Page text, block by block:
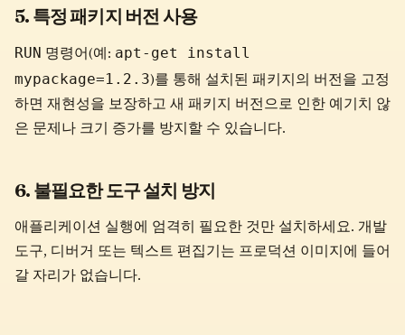
5. 특정 패키지 버전 사용
RUN 명령어(예: apt-get install
mypackage=1.2.3)를 통해 설치된 패키지의 버전을 고정
하면 재현성을 보장하고 새 패키지 버전으로 인한 예기치 않
은 문제나 크기 증가를 방지할 수 있습니다.
6. 불필요한 도구 설치 방지
애플리케이션 실행에 엄격히 필요한 것만 설치하세요. 개발
도구, 디버거 또는 텍스트 편집기는 프로덕션 이미지에 들어
갈 자리가 없습니다.